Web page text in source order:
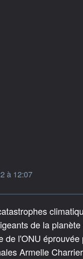
à 12:07
de la
de l'ONU
Armelle